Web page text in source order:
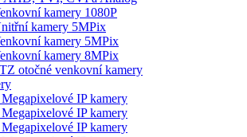
kamery 1080P
kamery 5MPix
kamery 5MPix
kamery 8MPix
otočné venkovní kamery
IP kamery
IP kamery
IP kamery